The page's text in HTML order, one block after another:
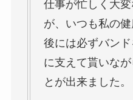
仕事が忙しく大
が、いつも私の
後には必ずバン
に支えて貰いな
とが出来ました。